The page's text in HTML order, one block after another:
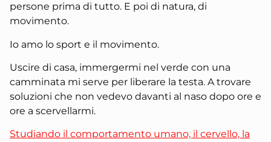
persone prima di tutto. E poi di natura, di
movimento.
Io amo lo sport e il movimento.
Uscire di casa, immergermi nel verde con una
camminata mi serve per liberare la testa. A trovare
soluzioni che non vedevo davanti al naso dopo ore e
ore a scervellarmi.
Studiando il comportamento umano, il cervello, la